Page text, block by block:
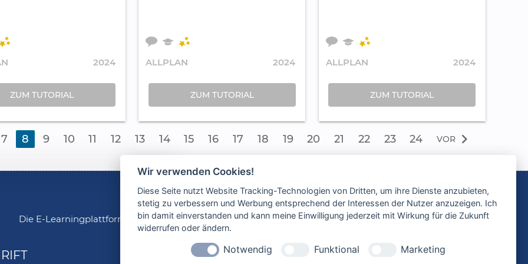
2024
ZUM TUTORIAL
ALLPLAN 2024
ZUM TUTORIAL
ALLPLAN 2024
ZUM TUTORIAL
7 8 9 10 11 12 13 14 15 16 17 18 19 20 21 22 23 24 VOR chevron_right
Wir verwenden Cookies!
Diese Seite nutzt Website Tracking-Technologien von Dritten, um ihre Dienste anzubieten,
stetig zu verbessern und Werbung entsprechend der Interessen der Nutzer anzuzeigen. Ich
bin damit einverstanden und kann meine Einwilligung jederzeit mit Wirkung für die Zukunft
widerrufen oder ändern.
Notwendig Funktional Marketing
Die E-Learningplattform allplanlernen.de ist ein Angebot der CYCOT GmbH
INFORMATION RECHTLICHE HINWEISE